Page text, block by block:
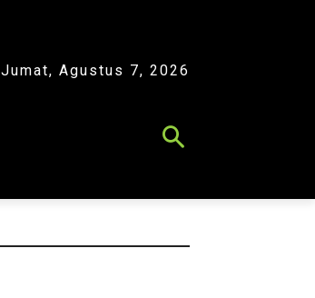
Jumat, Agustus 7, 2026